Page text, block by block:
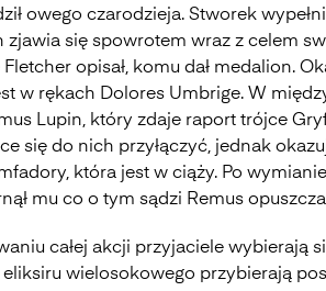
owego czarodzieja. Stworek
zjawia się spowrotem wraz z celem
opisał, komu dał medalion.
w rękach Dolores Umbrige. W
Lupin, który zdaje raport trójce
się do nich przyłączyć, jednak
która jest w ciąży. Po
mu co o tym sądzi Remus
całej akcji przyjaciele wybierają
wielosokowego przybierają